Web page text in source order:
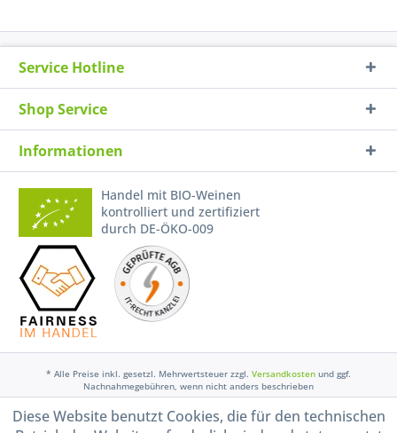
Service Hotline
Shop Service
Informationen
Handel mit BIO-Weinen
kontrolliert und zertifiziert
durch DE-ÖKO-009
* Alle Preise inkl. gesetzl. Mehrwertsteuer zzgl. Versandkosten und ggf.
Nachnahmegebühren, wenn nicht anders beschrieben
Widerruf erklären
Diese Website benutzt Cookies, die für den technischen